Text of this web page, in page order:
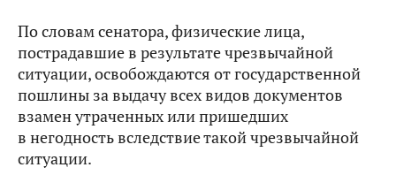
По словам сенатора, физические лица,
пострадавшие в результате чрезвычайной
ситуации, освобождаются от государственной
пошлины за выдачу всех видов документов
взамен утраченных или пришедших
в негодность вследствие такой чрезвычайной
ситуации.